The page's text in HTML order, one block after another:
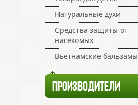
Натуральные духи
Средства защиты от
насекомых
Вьетнамские бальзамы
ПРОИЗВОДИТЕЛИ